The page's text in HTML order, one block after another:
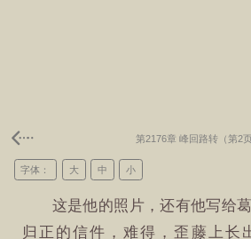
第2176章 峰回路转（第2页
字体： 大 中 小
这是他的照片，还有他写给
归正的信件，难得，歪藤上长